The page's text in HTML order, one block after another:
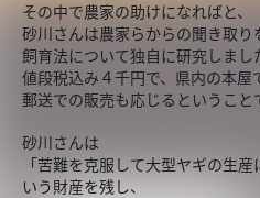
その中で農家の助けになればと、
砂川さんは農家らからの聞き取り
飼育法について独自に研究しまし
値段税込み４千円で、県内の本屋
郵送での販売も応じるということ
砂川さんは
「苦難を克服して大型ヤギの生
いう財産を残し、